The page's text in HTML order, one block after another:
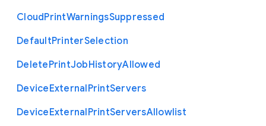
CloudPrintWarningsSuppressed
DefaultPrinterSelection
DeletePrintJobHistoryAllowed
DeviceExternalPrintServers
DeviceExternalPrintServersAllowlist